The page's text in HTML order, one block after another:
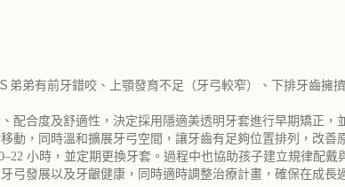
弟弟有前牙錯咬、上顎發育不足（牙弓較窄）、下排牙齒
配合度及舒適性，決定採用隱適美透明牙套進行早期矯正
動，同時溫和擴展牙弓空間，讓牙齒有足夠位置排列，改善
小時，並定期更換牙套。過程中也協助孩子建立規律配戴
弓發展以及牙齦健康，同時適時調整治療計畫，確保在成長